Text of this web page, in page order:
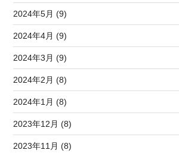
2024年5月 (9)
2024年4月 (9)
2024年3月 (9)
2024年2月 (8)
2024年1月 (8)
2023年12月 (8)
2023年11月 (8)